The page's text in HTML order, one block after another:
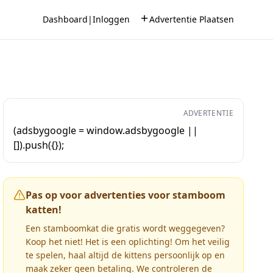
Dashboard |Inloggen Advertentie Plaatsen
ADVERTENTIE
(adsbygoogle = window.adsbygoogle ||
[]).push({});
Pas op voor advertenties voor stamboom
katten!
Een stamboomkat die gratis wordt weggegeven?
Koop het niet! Het is een oplichting! Om het veilig
te spelen, haal altijd de kittens persoonlijk op en
maak zeker geen betaling. We controleren de